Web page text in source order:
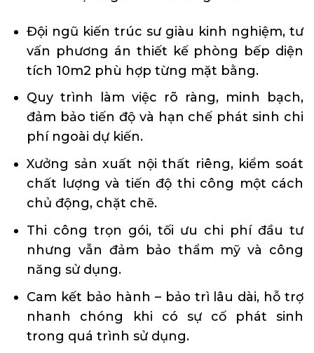
Đội ngũ kiến trúc sư giàu kinh nghiệm, tư
vấn phương án thiết kế phòng bếp diện
tích 10m2 phù hợp từng mặt bằng.
Quy trình làm việc rõ ràng, minh bạch,
đảm bảo tiến độ và hạn chế phát sinh chi
phí ngoài dự kiến.
Xưởng sản xuất nội thất riêng, kiểm soát
chất lượng và tiến độ thi công một cách
chủ động, chặt chẽ.
Thi công trọn gói, tối ưu chi phí đầu tư
nhưng vẫn đảm bảo thẩm mỹ và công
năng sử dụng.
Cam kết bảo hành – bảo trì lâu dài, hỗ trợ
nhanh chóng khi có sự cố phát sinh
trong quá trình sử dụng.